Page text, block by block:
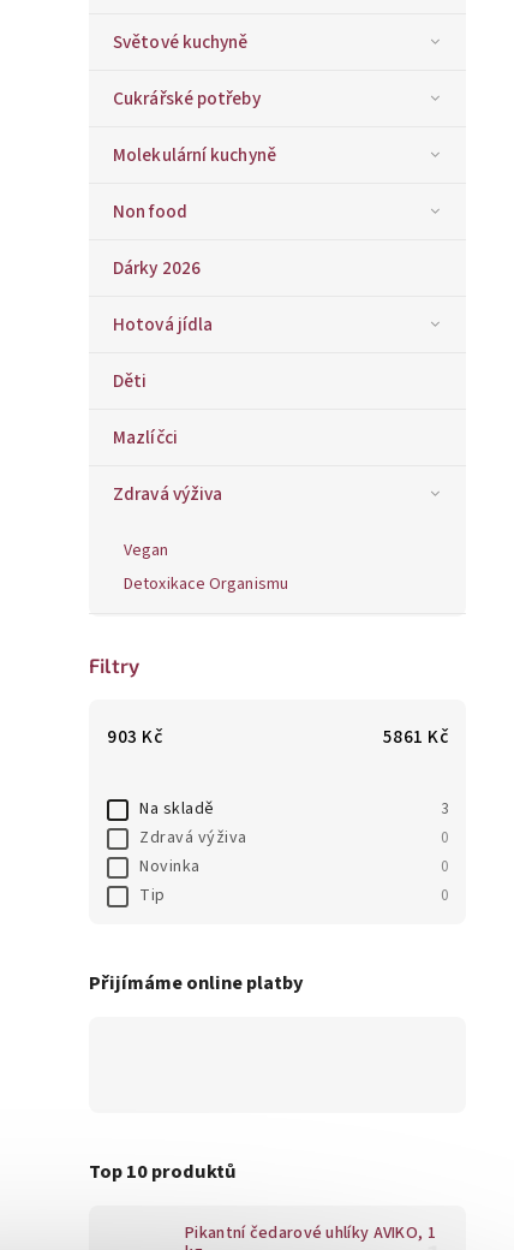
Světové kuchyně
Cukrářské potřeby
Molekulární kuchyně
Non food
Dárky 2026
Hotová jídla
Děti
Mazlíčci
Zdravá výživa
Vegan
Detoxikace Organismu
Filtry
903 Kč 5861 Kč
Na skladě 3
Zdravá výživa 0
Novinka 0
Tip 0
Přijímáme online platby
Top 10 produktů
Pikantní čedarové uhlíky AVIKO, 1